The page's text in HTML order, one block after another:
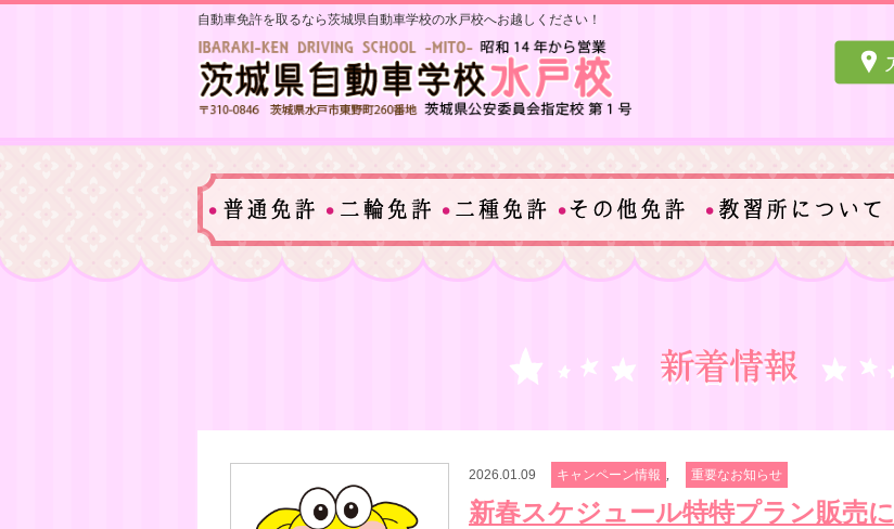
自動車免許を取るなら茨城県自動車学校の水戸校へお越しください！
2026.01.09 キャンペーン情報 重要なお知らせ
新春スケジュール特特プラン販売に